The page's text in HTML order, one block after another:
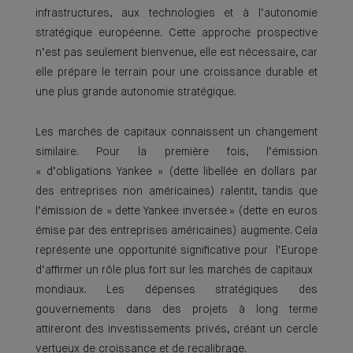
infrastructures, aux technologies et à l’autonomie
stratégique européenne. Cette approche prospective
n’est pas seulement bienvenue, elle est nécessaire, car
elle prépare le terrain pour une croissance durable et
une plus grande autonomie stratégique.
Les marchés de capitaux connaissent un changement
similaire. Pour la première fois, l’émission
« d’obligations Yankee » (dette libellée en dollars par
des entreprises non américaines) ralentit, tandis que
l’émission de « dette Yankee inversée » (dette en euros
émise par des entreprises américaines) augmente. Cela
représente une opportunité significative pour l’Europe
d’affirmer un rôle plus fort sur les marchés de capitaux
mondiaux. Les dépenses stratégiques des
gouvernements dans des projets à long terme
attireront des investissements privés, créant un cercle
vertueux de croissance et de recalibrage.